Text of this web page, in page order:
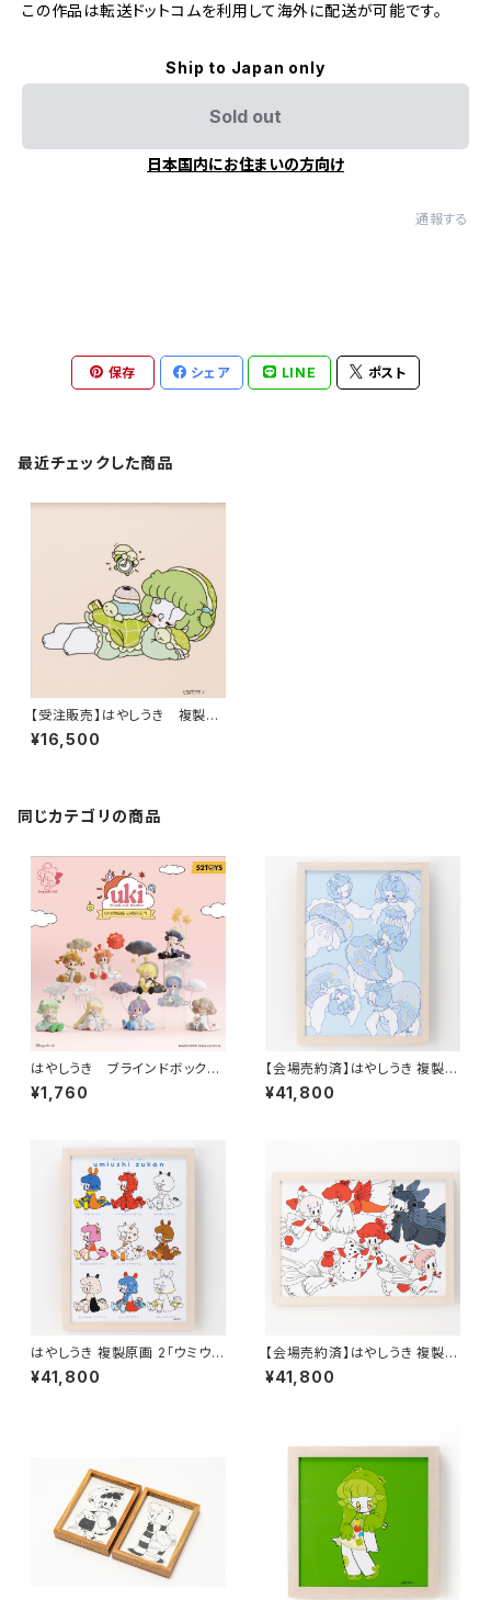
この作品は転送ドットコムを利用して海外に配送が可能です。
Ship to Japan only
Sold out
日本国内にお住まいの方向け
通報する
保存 シェア LINE ポスト
最近チェックした商品
【受注販売】はやしうき 複製原
画 21-2「カメ」額なし、直筆サイ
ン入り
¥16,500
同じカテゴリの商品
はやしうき ブラインドボックス
フィギュア「Uki Moods and w
eather」
¥1,760
【会場売約済】はやしうき 複製原
画 1「クラゲ」額あり、直筆サイン
入り
¥41,800
はやしうき 複製原画 2「ウミウ
シ」額あり、直筆サイン入り
¥41,800
【会場売約済】はやしうき 複製原
画 3「金魚」額あり、直筆サイン
入り
¥41,800